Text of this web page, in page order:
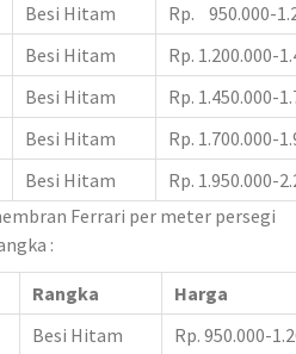
Besi Hitam
Rp. 950.000-
Besi Hitam
Rp. 1.200.000-
Besi Hitam
Rp. 1.450.000-
Besi Hitam
Rp. 1.700.000-
Besi Hitam
Rp. 1.950.000-
Ferrari per meter persegi
:
Rangka
Harga
Besi Hitam
Rp. 950.000-